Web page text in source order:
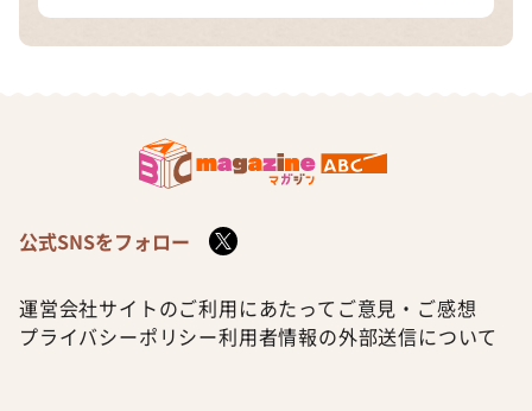
公式SNSをフォロー
運営会社サイトのご利用にあたって ご意見・ご感想
プライバシーポリシー利用者情報の外部送信について